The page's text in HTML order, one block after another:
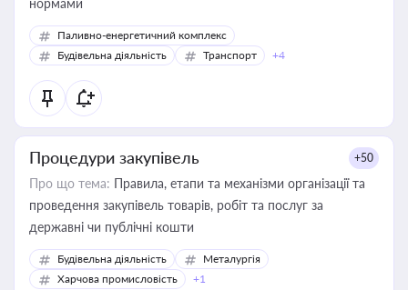
нормами
Паливно-енергетичний комплекс
Будівельна діяльність
Транспорт +4
Процедури закупівель +50
Про що тема: Правила, етапи та механізми організації та
проведення закупівель товарів, робіт та послуг за
державні чи публічні кошти
Будівельна діяльність
Металургія
Харчова промисловість
+1